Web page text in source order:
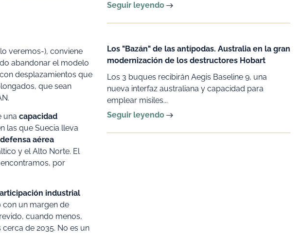
veremos-), conviene
abandonar el modelo
desplazamientos que
que sean
una capacidad
las que Suecia lleva
defensa aérea
y el Alto Norte. El
por
industrial
con un margen de
cuando menos,
de 2035. No es un
Seguir leyendo
Los "Bazán" de las antípodas. Australia en la gran
modernización de los destructores Hobart
Los 3 buques recibirán Aegis Baseline 9, una
nueva interfaz australiana y capacidad para
emplear misiles...
Seguir leyendo